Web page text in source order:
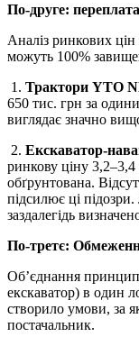
По-друге: переплата
Аналіз ринкових
можуть 100%
1. Трактори YTO
650 тис. грн за
виглядає значно
2. Екскаватор-
ринкову ціну 3,2–3,4
обґрунтована.
підсилює ці
заздалегідь
По-третє:
Об’єднання
екскаватор) в один
створило умови, за
постачальник.